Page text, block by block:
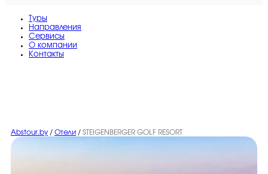
Туры
Направления
Сервисы
O компании
Контакты
Abstour.by / Отели / STEIGENBERGER GOLF RESORT